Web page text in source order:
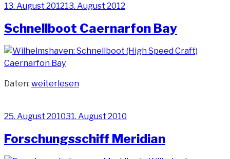
One“
Veröffentlicht
13. August 201213. August 2012
Schnellboot Caernarfon Bay
Daten: „Schnellboot
weiterlesen
Veröffentlicht
25. August 201031. August 2010
Forschungsschiff Meridian